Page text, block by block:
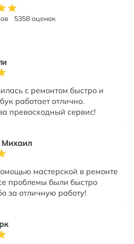
5358 оценок
с ремонтом быстро и
работает отлично.
превосходный сервис!
Михаил
мастерской в ремонте
проблемы были быстро
за отличную работу!